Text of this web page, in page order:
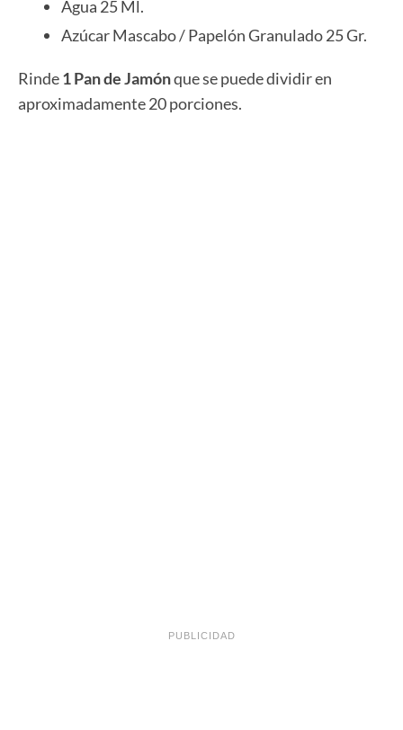
Agua 25 Ml.
Azúcar Mascabo / Papelón Granulado 25 Gr.
Rinde1 Pan de Jamónque se puede dividir en
aproximadamente 20 porciones.
PUBLICIDAD